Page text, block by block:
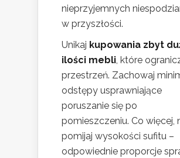
nieprzyjemnych
w przyszłości.
Unikaj kupowania zbyt
ilości mebli, które
przestrzeń. Zachowaj
odstępy usprawniające
poruszanie się po
pomieszczeniu. Co więcej,
pomijaj wysokości sufitu –
odpowiednie proporcje